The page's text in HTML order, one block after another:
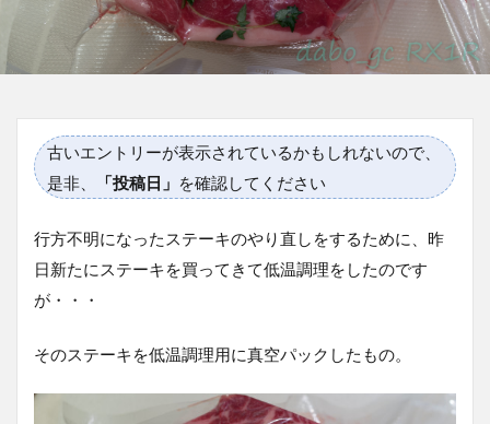
古いエントリーが表示されているかもしれないので、
是非、
「投稿日」 を確認してください
行方不明になったステーキのやり直しをするために、昨
日新たにステーキを買ってきて低温調理をしたのです
が・・・
そのステーキを低温調理用に真空パックしたもの。